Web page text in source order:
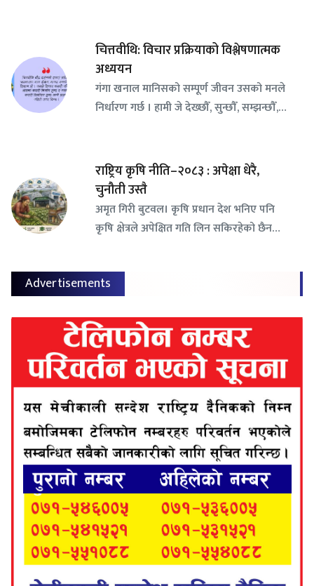
चित्तवीथि: विचार प्रक्रियाको विश्लेषणात्मक
अध्ययन
गंगा खनाल मानिसको सम्पूर्ण जीवन उसको मनले
निर्धारण गर्छ । हामी जे देख्छौँ, सुन्छौँ, सम्झन्छौँ,…
राष्ट्रिय कृषि नीति–२०८३ : अपेक्षा धेरै,
चुनौती उस्तै
अमृत गिरी बुटवल। कृषि प्रधान देश भनिए पनि
कृषि क्षेत्रले अपेक्षित गति लिन सकिरहेको छैन…
Advertisements